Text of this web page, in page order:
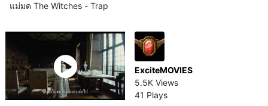
แม่มด The Witches - Trap
ExciteMOVIES
5.5K Views
41 Plays